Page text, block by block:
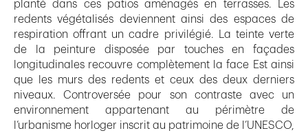
planté dans ces patios aménagés en terrasses. Les
redents végétalisés deviennent ainsi des espaces de
respiration offrant un cadre privilégié. La teinte verte
de la peinture disposée par touches en façades
longitudinales recouvre complètement la face Est ainsi
que les murs des redents et ceux des deux derniers
niveaux. Controversée pour son contraste avec un
environnement appartenant au périmètre de
l’urbanisme horloger inscrit au patrimoine de l’UNESCO,